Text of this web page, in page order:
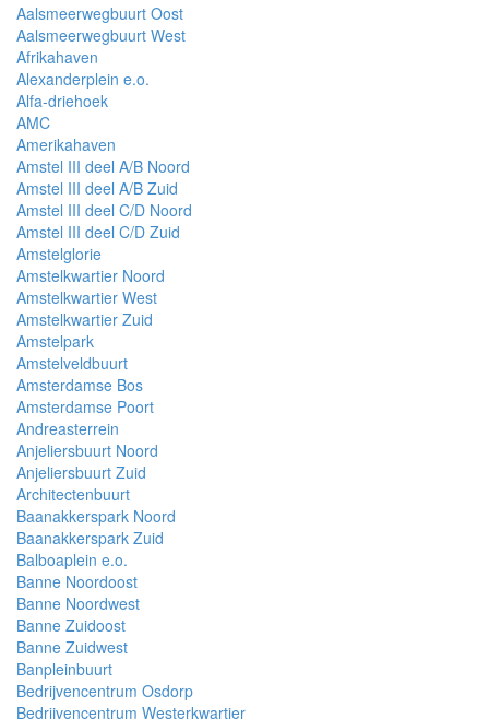
Aalsmeerwegbuurt Oost
Aalsmeerwegbuurt West
Afrikahaven
Alexanderplein e.o.
Alfa-driehoek
AMC
Amerikahaven
Amstel III deel A/B Noord
Amstel III deel A/B Zuid
Amstel III deel C/D Noord
Amstel III deel C/D Zuid
Amstelglorie
Amstelkwartier Noord
Amstelkwartier West
Amstelkwartier Zuid
Amstelpark
Amstelveldbuurt
Amsterdamse Bos
Amsterdamse Poort
Andreasterrein
Anjeliersbuurt Noord
Anjeliersbuurt Zuid
Architectenbuurt
Baanakkerspark Noord
Baanakkerspark Zuid
Balboaplein e.o.
Banne Noordoost
Banne Noordwest
Banne Zuidoost
Banne Zuidwest
Banpleinbuurt
Bedrijvencentrum Osdorp
Bedrijvencentrum Westerkwartier